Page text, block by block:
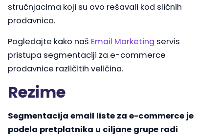
stručnjacima koji su ovo rešavali kod sličnih
prodavnica.
Pogledajte kako naš Email Marketing servis
pristupa segmentaciji za e-commerce
prodavnice različitih veličina.
Rezime
Segmentacija email liste za e-commerce je
podela pretplatnika u ciljane grupe radi